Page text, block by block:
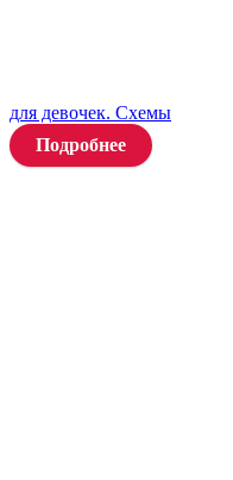
для девочек. Схемы
Подробнее